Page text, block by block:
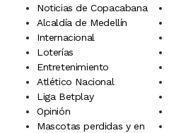
Noticias de Copacabana
Alcaldía de Medellín
Internacional
Loterías
Entretenimiento
Atlético Nacional
Liga Betplay
Opinión
Mascotas perdidas y en